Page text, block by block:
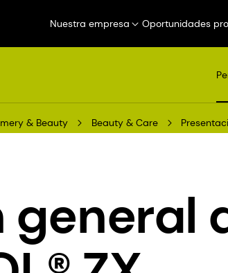
Nuestra empresa Oportunidades
& Beauty Beauty & Care
general